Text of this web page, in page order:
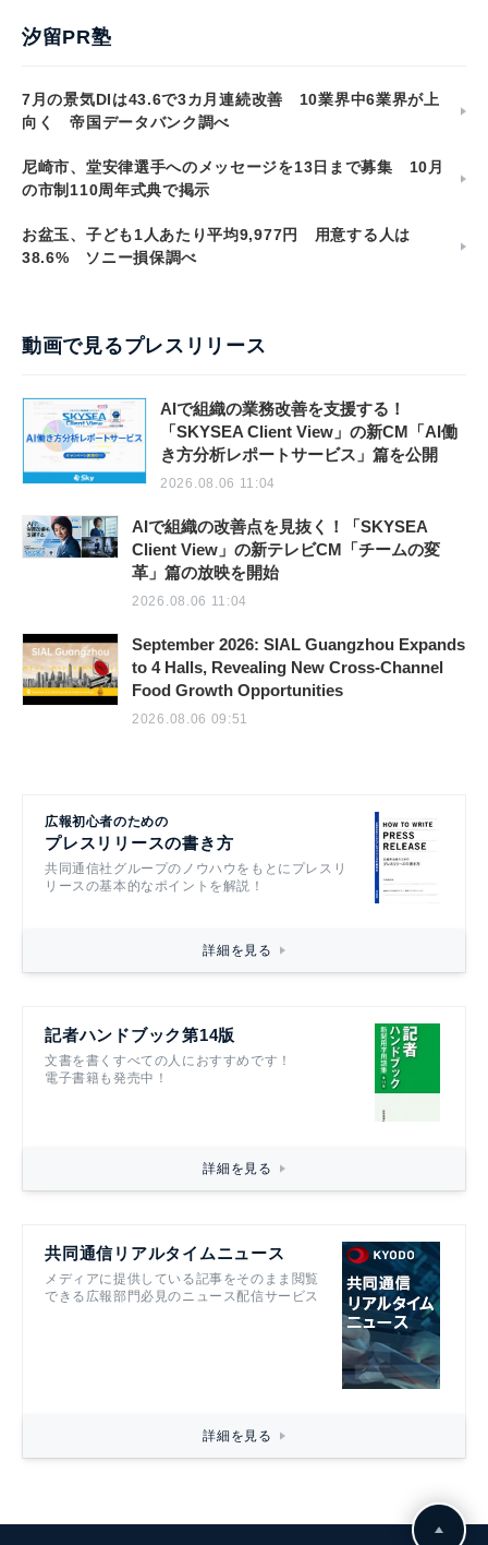
汐留PR塾
7月の景気DIは43.6で3カ月連続改善 10業界中6業界が上
向く 帝国データバンク調べ
尼崎市、堂安律選手へのメッセージを13日まで募集 10月
の市制110周年式典で掲示
お盆玉、子ども1人あたり平均9,977円 用意する人は
38.6% ソニー損保調べ
動画で見るプレスリリース
AIで組織の業務改善を支援する！
「SKYSEA Client View」の新CM「AI働
き方分析レポートサービス」篇を公開
2026.08.06 11:04
AIで組織の改善点を見抜く！「SKYSEA
Client View」の新テレビCM「チームの変
革」篇の放映を開始
2026.08.06 11:04
September 2026: SIAL Guangzhou Expands
to 4 Halls, Revealing New Cross-Channel
Food Growth Opportunities
2026.08.06 09:51
広報初心者のための
プレスリリースの書き方
共同通信社グループのノウハウをもとにプレスリ
リースの基本的なポイントを解説！
詳細を見る
記者ハンドブック第14版
文書を書くすべての人におすすめです！
電子書籍も発売中！
詳細を見る
共同通信リアルタイムニュース
メディアに提供している記事をそのまま閲覧
できる広報部門必見のニュース配信サービス
詳細を見る